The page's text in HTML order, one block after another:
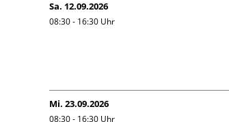
Sa. 12.09.2026
08:30 - 16:30 Uhr
Mi. 23.09.2026
08:30 - 16:30 Uhr